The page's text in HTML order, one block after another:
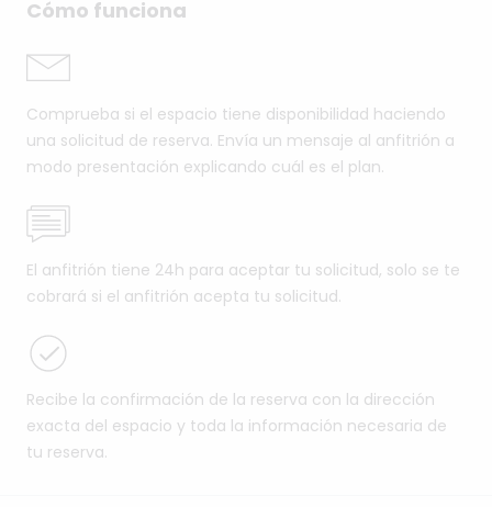
Cómo funciona
Comprueba si el espacio tiene disponibilidad haciendo
una solicitud de reserva. Envía un mensaje al anfitrión a
modo presentación explicando cuál es el plan.
El anfitrión tiene 24h para aceptar tu solicitud, solo se te
cobrará si el anfitrión acepta tu solicitud.
Recibe la confirmación de la reserva con la dirección
exacta del espacio y toda la información necesaria de
tu reserva.